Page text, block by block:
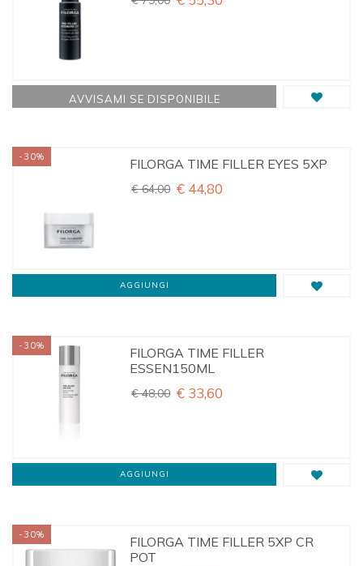
AVVISAMI SE DISPONIBILE
FILORGA TIME FILLER EYES 5XP
€ 64,00 € 44,80
-30%
AGGIUNGI
FILORGA TIME FILLER
ESSEN150ML
€ 48,00 € 33,60
-30%
AGGIUNGI
FILORGA TIME FILLER 5XP CR
POT
-30%